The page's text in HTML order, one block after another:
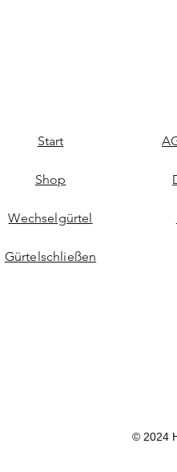
Start
Shop
Wechselgürtel
Gürtelschließen
© 2024